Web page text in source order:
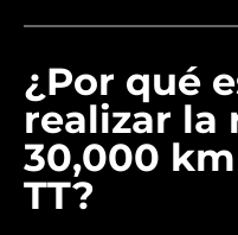
¿Por qué
realizar la
30,000
TT?